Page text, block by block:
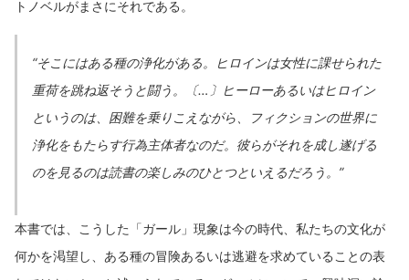
トノベルがまさにそれである。
“そこにはある種の浄化がある。ヒロインは女性に課せられた
重荷を跳ね返そうと闘う。〔…〕ヒーローあるいはヒロイン
というのは、困難を乗りこえながら、フィクションの世界に
浄化をもたらす行為主体者なのだ。彼らがそれを成し遂げる
のを見るのは読書の楽しみのひとつといえるだろう。”
本書では、こうした「ガール」現象は今の時代、私たちの文化が
何かを渇望し、ある種の冒険あるいは逃避を求めていることの表